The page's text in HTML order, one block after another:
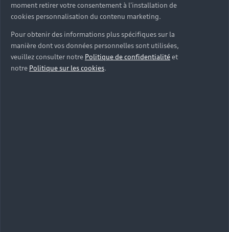
moment retirer votre consentement à l'installation de
cookies personnalisation du contenu marketing.
Pour obtenir des informations plus spécifiques sur la
manière dont vos données personnelles sont utilisées,
veuillez consulter notre Politique de confidentialitéet
notre Politique sur les cookies.